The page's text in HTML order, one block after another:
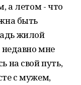
а летом - что
быть
жилой
мне
на свой путь,
с мужем,